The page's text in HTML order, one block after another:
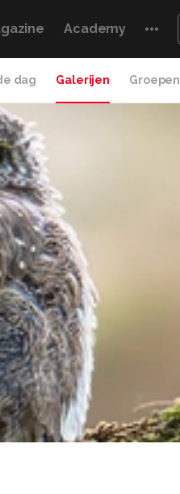
Academy
dag Galerijen Groepen